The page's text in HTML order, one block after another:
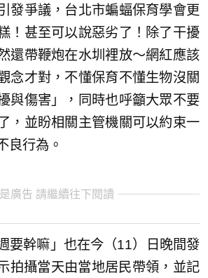
發爭議，台北市蝙蝠保育學會更
！甚至可以說惡劣了！除了干擾
還帶鞭炮在水圳裡放～網紅應該
念才對，不懂保育不懂生物沒關
與傷害」，同時也呼籲大眾不要
，並盼相關主管機關可以約束一
良行為。
廣告 請繼續往下閱讀
要幹嘛」也在今（11）日晚間發
拍攝當天由當地居民帶領，並記